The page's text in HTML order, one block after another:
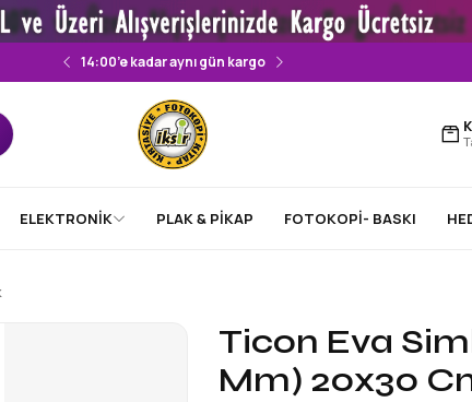
14:00’e kadar aynı gün kargo
ELEKTRONİK PLAK & PİKAP FOTOKOPİ- BASKI
Ticon Eva
Mm) 20x30